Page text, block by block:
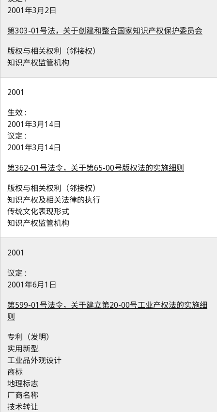
2001年3月2日
第303-01号法，关于创建和整合国家知识产权保护委员会
版权与相关权利（邻接权）
知识产权监管机构
2001
生效 :
2001年3月14日
议定 :
2001年3月14日
第362-01号法令，关于第65-00号版权法的实施细则
版权与相关权利（邻接权）
知识产权及相关法律的执行
传统文化表现形式
知识产权监管机构
2001
议定 :
2001年6月1日
第599-01号法令，关于建立第20-00号工业产权法的实施细
则
专利（发明）
实用新型.
工业品外观设计
商标
地理标志
厂商名称
技术转让